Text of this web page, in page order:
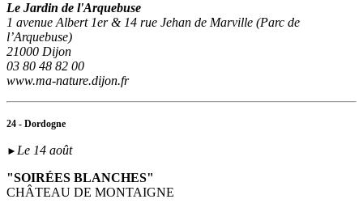
Le Jardin de l'Arquebuse
1 avenue Albert 1er & 14 rue Jehan de Marville (Parc de
l’Arquebuse)
21000 Dijon
03 80 48 82 00
www.ma-nature.dijon.fr
24 - Dordogne
► Le 14 août
"SOIRÉES BLANCHES"
CHÂTEAU DE MONTAIGNE